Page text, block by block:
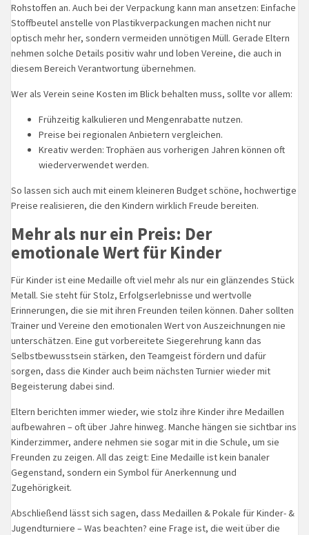
Rohstoffen an. Auch bei der Verpackung kann man ansetzen: Einfache
Stoffbeutel anstelle von Plastikverpackungen machen nicht nur
optisch mehr her, sondern vermeiden unnötigen Müll. Gerade Eltern
nehmen solche Details positiv wahr und loben Vereine, die auch in
diesem Bereich Verantwortung übernehmen.
Wer als Verein seine Kosten im Blick behalten muss, sollte vor allem:
Frühzeitig kalkulieren und Mengenrabatte nutzen.
Preise bei regionalen Anbietern vergleichen.
Kreativ werden: Trophäen aus vorherigen Jahren können oft
wiederverwendet werden.
So lassen sich auch mit einem kleineren Budget schöne, hochwertige
Preise realisieren, die den Kindern wirklich Freude bereiten.
Mehr als nur ein Preis: Der
emotionale Wert für Kinder
Für Kinder ist eine Medaille oft viel mehr als nur ein glänzendes Stück
Metall. Sie steht für Stolz, Erfolgserlebnisse und wertvolle
Erinnerungen, die sie mit ihren Freunden teilen können. Daher sollten
Trainer und Vereine den emotionalen Wert von Auszeichnungen nie
unterschätzen. Eine gut vorbereitete Siegerehrung kann das
Selbstbewusstsein stärken, den Teamgeist fördern und dafür
sorgen, dass die Kinder auch beim nächsten Turnier wieder mit
Begeisterung dabei sind.
Eltern berichten immer wieder, wie stolz ihre Kinder ihre Medaillen
aufbewahren – oft über Jahre hinweg. Manche hängen sie sichtbar ins
Kinderzimmer, andere nehmen sie sogar mit in die Schule, um sie
Freunden zu zeigen. All das zeigt: Eine Medaille ist kein banaler
Gegenstand, sondern ein Symbol für Anerkennung und
Zugehörigkeit.
Abschließend lässt sich sagen, dass Medaillen & Pokale für Kinder- &
Jugendturniere – Was beachten? eine Frage ist, die weit über die